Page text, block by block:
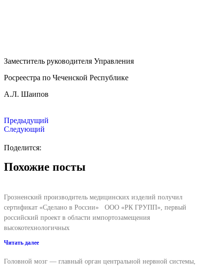
Заместитель руководителя Управления
Росреестра по Чеченской Республике
А.Л. Шаипов
Предыдущий
Следующий
Поделится:
Похожие посты
Грозненский производитель медицинских изделий получил
сертификат «Сделано в России» ООО «РК ГРУПП», первый
российский проект в области импортозамещения
высокотехнологичных
Читать далее
Головной мозг — главный орган центральной нервной системы,